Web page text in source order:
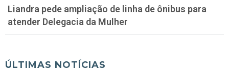
Liandra pede ampliação de linha de ônibus para
atender Delegacia da Mulher
ÚLTIMAS NOTÍCIAS